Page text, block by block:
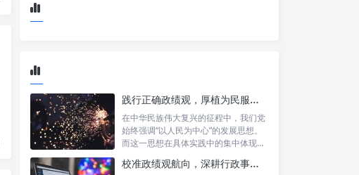
践行正确政绩观，厚植为民服务根基：迈向高质量发展的根本遵循
在中华民族伟大复兴的征程中，我们党
始终强调“以人民为中心”的发展思想。
而这一思想在具体实践中的集中体现，
校准政绩观航向，深耕行政事业本职：新时代高质量发展的双重 imperative